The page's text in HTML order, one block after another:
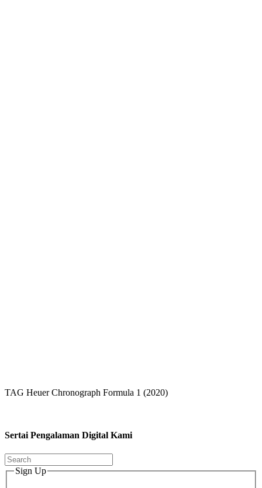
TAG Heuer Chronograph Formula 1 (2020)
Sertai Pengalaman Digital Kami
Sign Up